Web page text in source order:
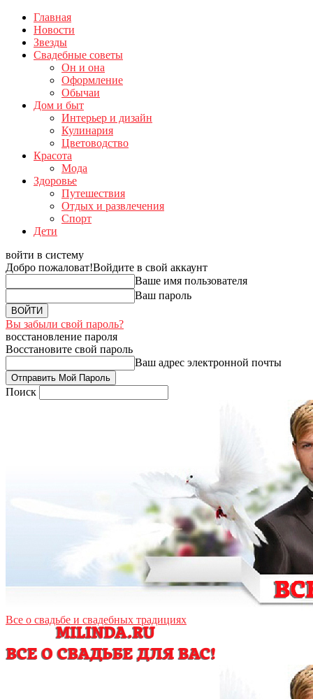
Главная
Новости
Звезды
Свадебные советы
Он и она
Оформление
Обычаи
Дом и быт
Интерьер и дизайн
Кулинария
Цветоводство
Красота
Мода
Здоровье
Путешествия
Отдых и развлечения
Спорт
Дети
войти в систему
Добро пожаловат!Войдите в свой аккаунт
Ваше имя пользователя
Ваш пароль
Вы забыли свой пароль?
восстановление пароля
Восстановите свой пароль
Ваш адрес электронной почты
Поиск
Все о свадьбе и свадебных традициях